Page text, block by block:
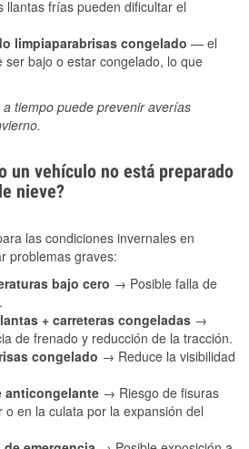
llantas frías pueden dificultar el
limpiaparabrisas congelado — el
ser bajo o estar congelado, lo que
tiempo puede prevenir averías
un vehículo no está preparado
nieve?
las condiciones invernales en
problemas graves:
bajo cero → Posible falla de
+ carreteras congeladas →
de frenado y reducción de la tracción.
congelado → Reduce la visibilidad
anticongelante → Riesgo de fisuras
en la culata por la expansión del